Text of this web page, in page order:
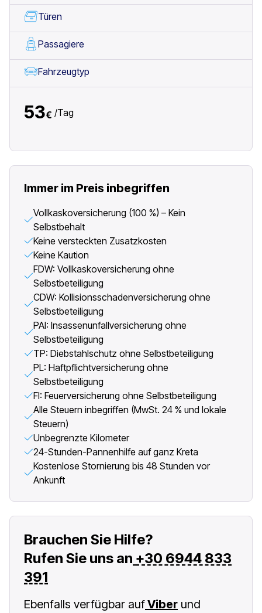
Türen
Passagiere
Fahrzeugtyp
53€ /Tag
Immer im Preis inbegriffen
Vollkaskoversicherung (100 %) – Kein
Selbstbehalt
Keine versteckten Zusatzkosten
Keine Kaution
FDW: Vollkaskoversicherung ohne
Selbstbeteiligung
CDW: Kollisionsschadenversicherung ohne
Selbstbeteiligung
PAI: Insassenunfallversicherung ohne
Selbstbeteiligung
TP: Diebstahlschutz ohne Selbstbeteiligung
PL: Haftpflichtversicherung ohne
Selbstbeteiligung
FI: Feuerversicherung ohne Selbstbeteiligung
Alle Steuern inbegriffen (MwSt. 24 % und lokale
Steuern)
Unbegrenzte Kilometer
24-Stunden-Pannenhilfe auf ganz Kreta
Kostenlose Stornierung bis 48 Stunden vor
Ankunft
Brauchen Sie Hilfe?
Rufen Sie uns an +30 6944 833
391
Ebenfalls verfügbar aufViber und